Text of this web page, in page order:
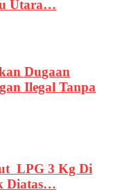
Utara…
Dugaan
Ilegal Tanpa
LPG 3 Kg Di
Diatas…